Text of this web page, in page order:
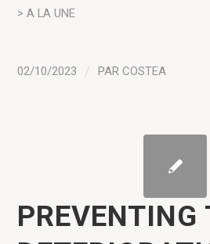
> A LA UNE
02/10/2023 / PARCOSTEA
PREVENTING